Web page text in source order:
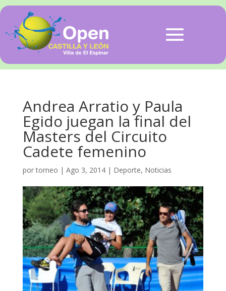
Andrea Arratio y Paula
Egido juegan la final del
Masters del Circuito
Cadete femenino
portorneo | Ago 3, 2014| Deporte, Noticias